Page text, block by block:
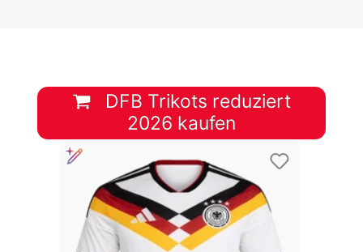
DFB Trikots reduziert
2026 kaufen